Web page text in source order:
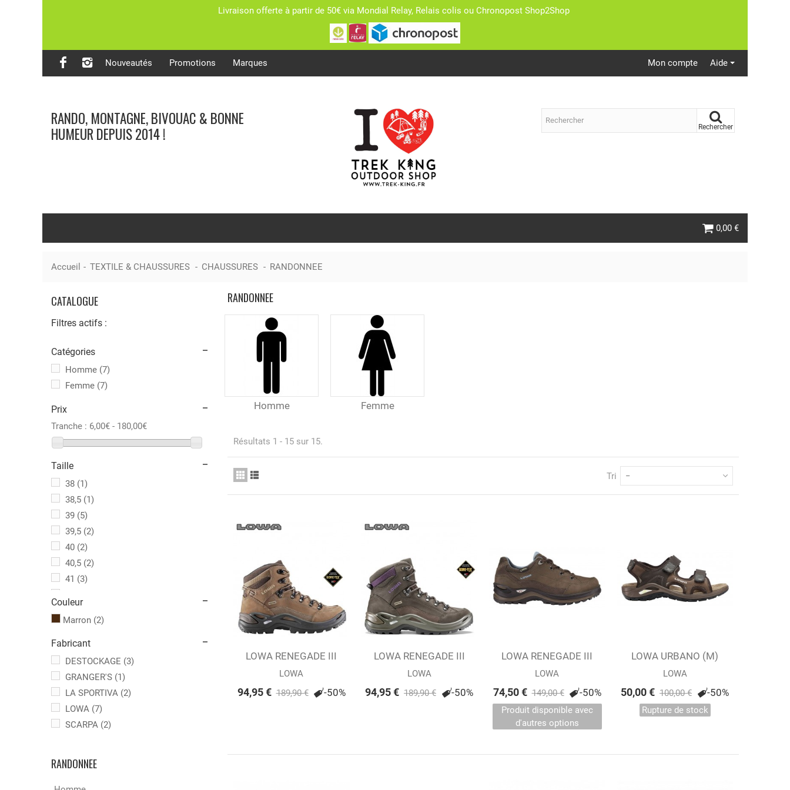
Livraison offerte à partir de 50€ via Mondial Relay, Relais colis ou Chronopost Shop2Shop
Aide
Nouveautés Promotions Marques Mon compte
RANDO, MONTAGNE, BIVOUAC & BONNE
HUMEUR DEPUIS 2014 ! Rechercher
0,00 €
Accueil - TEXTILE & CHAUSSURES - CHAUSSURES - RANDONNEE
CATALOGUE
Filtres actifs :
Catégories
Homme (7)
Femme (7)
Prix
Tranche : 6,00€ - 180,00€
Taille
38 (1)
38,5 (1)
39 (5)
39,5 (2)
40 (2)
40,5 (2)
41 (3)
43,5(1)
44,5(2)
45(3)
46 (3)
Couleur
Marron (2)
Fabricant
DESTOCKAGE (3)
GRANGER'S (1)
LA SPORTIVA (2)
LOWA (7)
SCARPA (2)
RANDONNEE
RANDONNEE
Homme Femme
Résultats 1 - 15 sur 15.
Tri --
Ajouter au panier
LOWA RENEGADE III
GTX MID...
LOWA
94,95 € 189,90 € -50%
Ajouter au panier
LOWA RENEGADE III
GTX MID...
LOWA
94,95 € 189,90 € -50%
Afficher
LOWA RENEGADE III
GTX LO...
LOWA
74,50 € 149,00 € -50%
Produit disponible avec
d'autres options
Afficher
LOWA URBANO (M)
LOWA
50,00 € 100,00 € -50%
Rupture de stock